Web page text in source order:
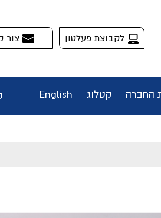
לקבוצת פעלטון צור
החברה קטלוג English